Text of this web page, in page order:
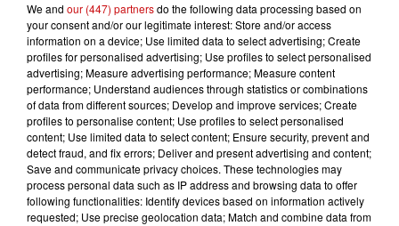
L'INSTANT PÉRISCOPE - STÉPHANE CHOLLET,
GÉRANT DE SC-FOCUS
L'instant Périscope, un podcast en partenariat entre la
radio DKL et le Périscope. Découvrez-en plus
We and our (447) partnersdo the following data processing based on
your consent and/or our legitimate interest: Store and/or access
information on a device; Use limited data to select advertising; Create
profiles for personalised advertising; Use profiles to select personalised
advertising; Measure advertising performance; Measure content
performance; Understand audiences through statistics or combinations
of data from different sources; Develop and improve services; Create
profiles to personalise content; Use profiles to select personalised
content; Use limited data to select content; Ensure security, prevent and
detect fraud, and fix errors; Deliver and present advertising and content;
Save and communicate privacy choices. These technologies may
process personal data such as IP address and browsing data to offer
following functionalities: Identify devices based on information actively
requested; Use precise geolocation data; Match and combine data from